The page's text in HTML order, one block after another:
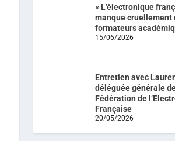
« L’électronique
manque cruellement
formateurs
15/06/2026
Entretien avec
déléguée générale
Fédération de
Française
20/05/2026